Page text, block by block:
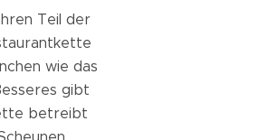
Teil der
wie das
gibt
betreibt